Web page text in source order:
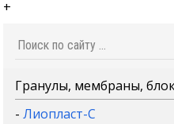
+
Гранулы, мембраны,
-Лиопласт-С